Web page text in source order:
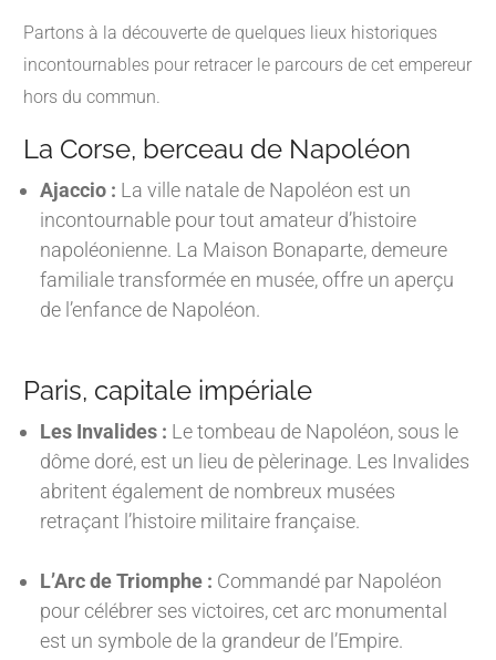
Partons à la découverte de quelques lieux historiques
incontournables pour retracer le parcours de cet empereur
hors du commun.
La Corse, berceau de Napoléon
Ajaccio : La ville natale de Napoléon est un
incontournable pour tout amateur d’histoire
napoléonienne. La Maison Bonaparte, demeure
familiale transformée en musée, offre un aperçu
de l’enfance de Napoléon.
Paris, capitale impériale
Les Invalides : Le tombeau de Napoléon, sous le
dôme doré, est un lieu de pèlerinage. Les Invalides
abritent également de nombreux musées
retraçant l’histoire militaire française.
L’Arc de Triomphe : Commandé par Napoléon
pour célébrer ses victoires, cet arc monumental
est un symbole de la grandeur de l’Empire.